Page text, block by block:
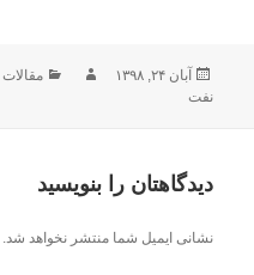
ارسال
شده
آبان ۲۴, ۱۳۹۸ نویسندهدسته‌ها
مقالات
نفت
دیدگاهتان را بنویسید
نشانی ایمیل شما منتشر نخواهد شد.